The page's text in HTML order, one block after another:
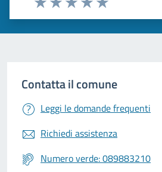
Valuta 5 stelle
Valuta 4 stelle su 5
Valuta 3 stelle su 5
Valuta 2 stelle su 5
Valuta 1 stelle su 5
Contatta il comune
Leggi le domande frequenti
Richiedi assistenza
Numero verde: 089883210